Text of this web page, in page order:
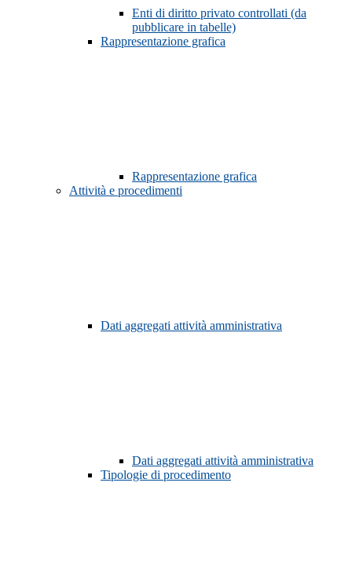
Enti di diritto privato controllati (da
pubblicare in tabelle)
Rappresentazione grafica
Rappresentazione grafica
Attività e procedimenti
Dati aggregati attività amministrativa
Dati aggregati attività amministrativa
Tipologie di procedimento